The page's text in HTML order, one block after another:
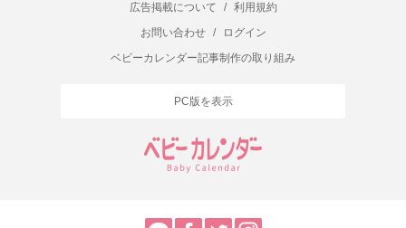
広告掲載について
/
利用規約
お問い合わせ
/
ログイン
ベビーカレンダー記事制作の取り組み
PC版を表示